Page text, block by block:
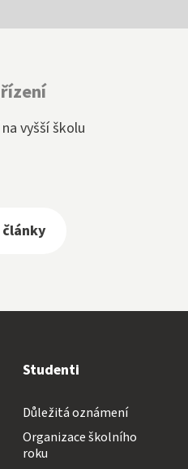
vyšší školu
články
Studenti
Důležitá oznámení
Organizace školního
roku